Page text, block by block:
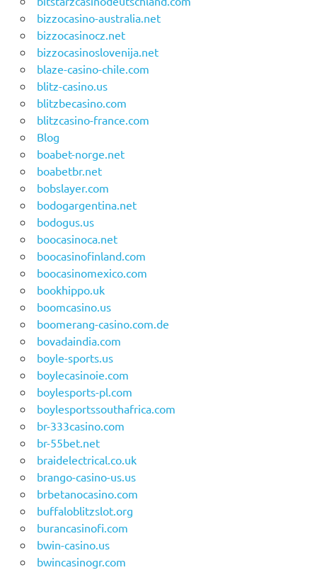
bizzocasino-australia.net
bizzocasinocz.net
bizzocasinoslovenija.net
blaze-casino-chile.com
blitz-casino.us
blitzbecasino.com
blitzcasino-france.com
Blog
boabet-norge.net
boabetbr.net
bobslayer.com
bodogargentina.net
bodogus.us
boocasinoca.net
boocasinofinland.com
boocasinomexico.com
bookhippo.uk
boomcasino.us
boomerang-casino.com.de
bovadaindia.com
boyle-sports.us
boylecasinoie.com
boylesports-pl.com
boylesportssouthafrica.com
br-333casino.com
br-55bet.net
braidelectrical.co.uk
brango-casino-us.us
brbetanocasino.com
buffaloblitzslot.org
burancasinofi.com
bwin-casino.us
bwincasinogr.com